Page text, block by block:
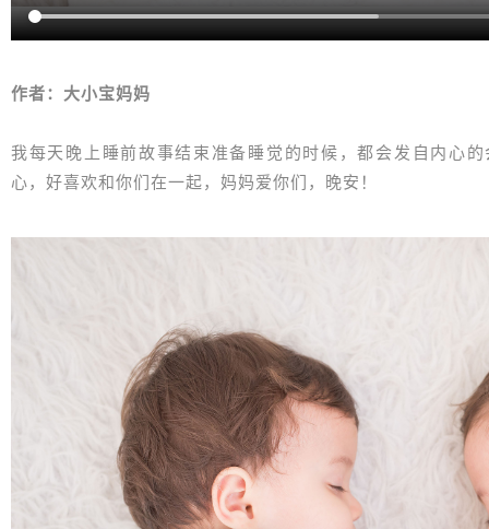
作者：大小宝妈妈
我每天晚上睡前故事结束准备睡觉的时候，都会发自内心
心，好喜欢和你们在一起，妈妈爱你们，晚安！